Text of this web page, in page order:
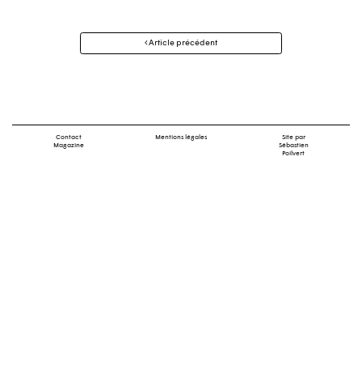
Navigation
Article précédent
Contact
Magazine
Mentions légales
Site par
Sébastien
Poilvert